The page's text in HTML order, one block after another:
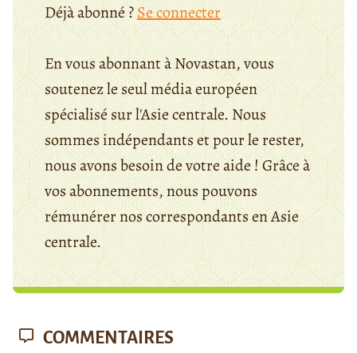
Déjà abonné ?Se connecter
En vous abonnant à Novastan, vous
soutenez le seul média européen
spécialisé sur l'Asie centrale. Nous
sommes indépendants et pour le rester,
nous avons besoin de votre aide ! Grâce à
vos abonnements, nous pouvons
rémunérer nos correspondants en Asie
centrale.
COMMENTAIRES